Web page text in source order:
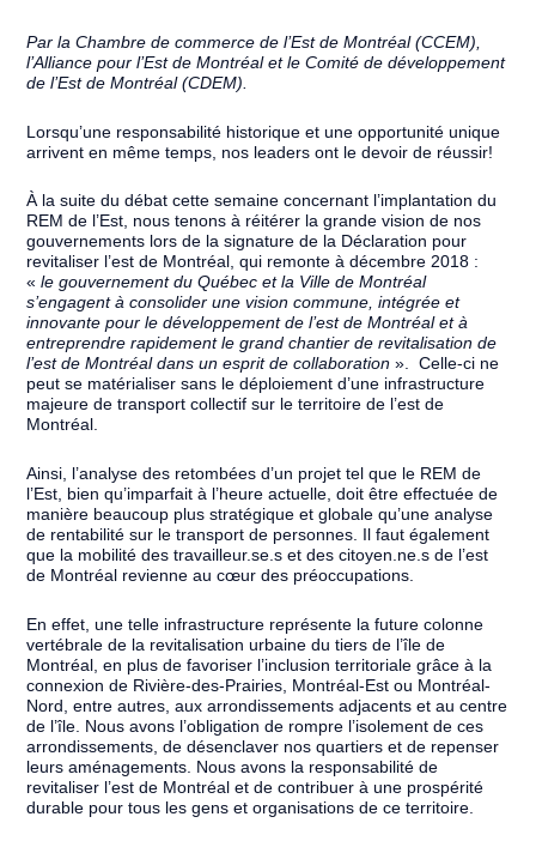
Par la Chambre de commerce de l’Est de Montréal (CCEM),
l’Alliance pour l’Est de Montréal et le Comité de développement
de l’Est de Montréal (CDEM).
Lorsqu’une responsabilité historique et une opportunité unique
arrivent en même temps, nos leaders ont le devoir de réussir!
À la suite du débat cette semaine concernant l’implantation du
REM de l’Est, nous tenons à réitérer la grande vision de nos
gouvernements lors de la signature de la Déclaration pour
revitaliser l’est de Montréal, qui remonte à décembre 2018 :
«le gouvernement du Québec et la Ville de Montréal
s’engagent à consolider une vision commune, intégrée et
innovante pour le développement de l’est de Montréal et à
entreprendre rapidement le grand chantier de revitalisation de
l’est de Montréal dans un esprit de collaboration ». Celle-ci ne
peut se matérialiser sans le déploiement d’une infrastructure
majeure de transport collectif sur le territoire de l’est de
Montréal.
Ainsi, l’analyse des retombées d’un projet tel que le REM de
l’Est, bien qu’imparfait à l’heure actuelle, doit être effectuée de
manière beaucoup plus stratégique et globale qu’une analyse
de rentabilité sur le transport de personnes. Il faut également
que la mobilité des travailleur.se.s et des citoyen.ne.s de l’est
de Montréal revienne au cœur des préoccupations.
En effet, une telle infrastructure représente la future colonne
vertébrale de la revitalisation urbaine du tiers de l’île de
Montréal, en plus de favoriser l’inclusion territoriale grâce à la
connexion de Rivière-des-Prairies, Montréal-Est ou Montréal-
Nord, entre autres, aux arrondissements adjacents et au centre
de l’île. Nous avons l’obligation de rompre l’isolement de ces
arrondissements, de désenclaver nos quartiers et de repenser
leurs aménagements. Nous avons la responsabilité de
revitaliser l’est de Montréal et de contribuer à une prospérité
durable pour tous les gens et organisations de ce territoire.